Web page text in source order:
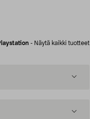
- Näytä kaikki tuotteet